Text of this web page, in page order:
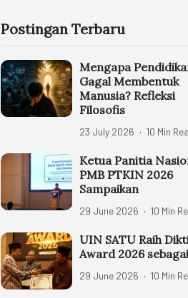
Postingan Terbaru
Mengapa
Gagal Membentuk
Manusia? Refleksi
Filosofis
23 July 2026 10 Min
Ketua Panitia
PMB PTKIN 2026
Sampaikan
29 June 2026 10 Min
UIN SATU Raih
Award 2026 sebagai
29 June 2026 10 Min